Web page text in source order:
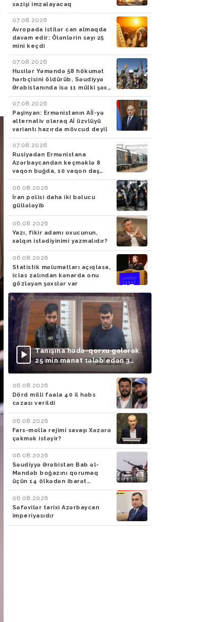
sazişi imzalayacaq
07.08.2026
Avropada istilər can almaqda
davam edir: Ölənlərin sayı 25
mini keçdi
07.08.2026
Husilər Yəməndə 58 hökumət
hərbçisini öldürüb, Səudiyyə
Ərəbistanında isə 11 mülki şəxsi
yaralayıb
07.08.2026
Paşinyan: Ermənistanın Aİİ-yə
alternativ olaraq Aİ üzvlüyü
variantı hazırda mövcud deyil
07.08.2026
Rusiyadan Ermənistana
Azərbaycandan keçməklə 8
vaqon buğda, 10 vaqon daş
kömür göndəriləcək
06.08.2026
İran polisi daha iki bəlucu
güllələyib
06.08.2026
Yazı, fikir adamı oxucunun,
xalqın istədiyinimi yazmalıdır?
06.08.2026
Statistik məlumatları açıqlasa,
iclas zalından kənarda onu
gözləyən şəxslər var
Tanışına hədə-qorxu gələrək
25 min manat tələb edən 3
nəfər saxlanılıb
06.08.2026
Dörd milli fəala 40 il həbs
cəzası verildi
06.08.2026
Fars-molla rejimi savaşı Xəzərə
çəkmək istəyir?
06.08.2026
Səudiyyə Ərəbistan Bab əl-
Məndəb boğazını qorumaq
üçün 14 ölkədən ibarət
müdafiə koalisiyası yaradıb
06.08.2026
Səfəvilər tarixi Azərbaycan
imperiyasıdır